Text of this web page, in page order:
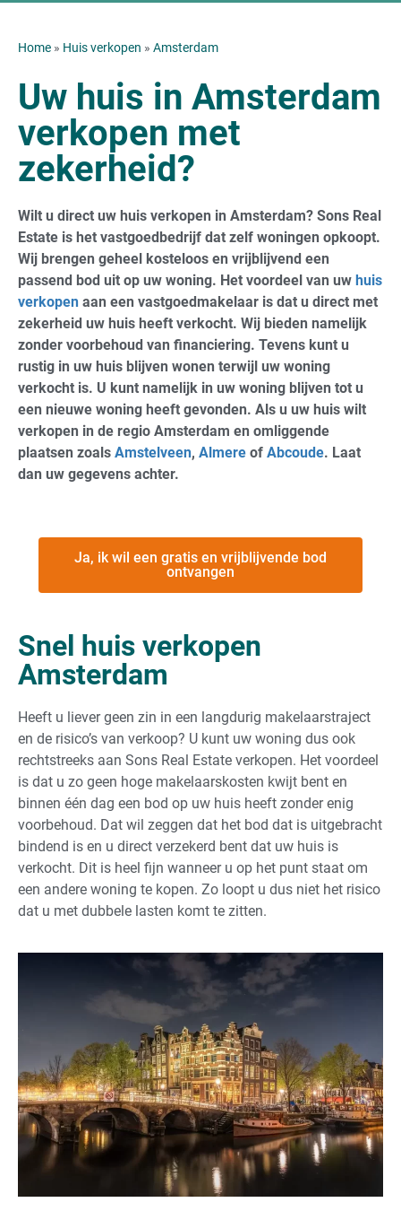
Home » Huis verkopen » Amsterdam
Uw huis in Amsterdam
verkopen met
zekerheid?
Wilt u direct uw huis verkopen in Amsterdam? Sons Real
Estate is het vastgoedbedrijf dat zelf woningen opkoopt.
Wij brengen geheel kosteloos en vrijblijvend een
passend bod uit op uw woning. Het voordeel van uw huis
verkopen aan een vastgoedmakelaar is dat u direct met
zekerheid uw huis heeft verkocht. Wij bieden namelijk
zonder voorbehoud van financiering. Tevens kunt u
rustig in uw huis blijven wonen terwijl uw woning
verkocht is. U kunt namelijk in uw woning blijven tot u
een nieuwe woning heeft gevonden. Als u uw huis wilt
verkopen in de regio Amsterdam en omliggende
plaatsen zoals Amstelveen, Almere of Abcoude. Laat
dan uw gegevens achter.
Ja, ik wil een gratis en vrijblijvende bod
ontvangen
Snel huis verkopen
Amsterdam
Heeft u liever geen zin in een langdurig makelaarstraject
en de risico’s van verkoop? U kunt uw woning dus ook
rechtstreeks aan Sons Real Estate verkopen. Het voordeel
is dat u zo geen hoge makelaarskosten kwijt bent en
binnen één dag een bod op uw huis heeft zonder enig
voorbehoud. Dat wil zeggen dat het bod dat is uitgebracht
bindend is en u direct verzekerd bent dat uw huis is
verkocht. Dit is heel fijn wanneer u op het punt staat om
een andere woning te kopen. Zo loopt u dus niet het risico
dat u met dubbele lasten komt te zitten.